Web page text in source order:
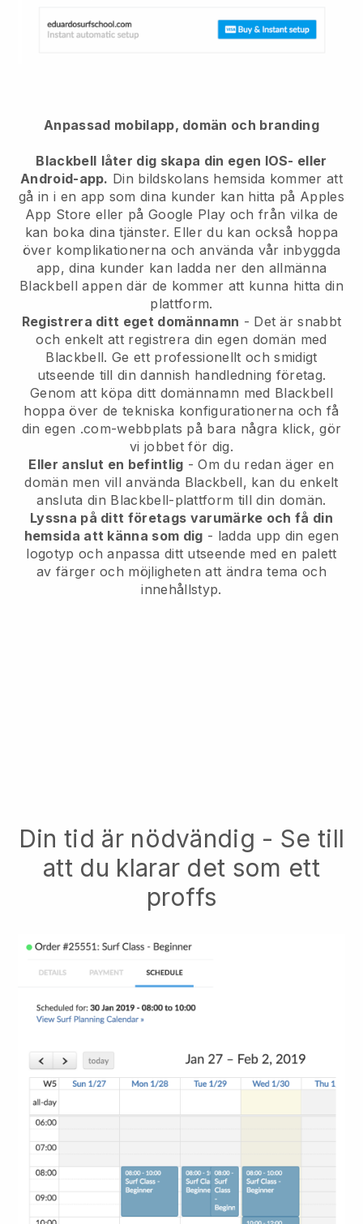
Anpassad mobilapp, domän och branding
Blackbell låter dig skapa din egen IOS- eller
Android-app. Din bildskolans hemsida kommer att
gå in i en app som dina kunder kan hitta på Apples
App Store eller på Google Play och från vilka de
kan boka dina tjänster. Eller du kan också hoppa
över komplikationerna och använda vår inbyggda
app, dina kunder kan ladda ner den allmänna
Blackbell appen där de kommer att kunna hitta din
plattform.
Registrera ditt eget domännamn - Det är snabbt
och enkelt att registrera din egen domän med
Blackbell. Ge ett professionellt och smidigt
utseende till din dannish handledning företag.
Genom att köpa ditt domännamn med Blackbell
hoppa över de tekniska konfigurationerna och få
din egen .com-webbplats på bara några klick, gör
vi jobbet för dig.
Eller anslut en befintlig - Om du redan äger en
domän men vill använda Blackbell, kan du enkelt
ansluta din Blackbell-plattform till din domän.
Lyssna på ditt företags varumärke och få din
hemsida att känna som dig - ladda upp din egen
logotyp och anpassa ditt utseende med en palett
av färger och möjligheten att ändra tema och
innehållstyp.
Din tid är nödvändig - Se till
att du klarar det som ett
proffs